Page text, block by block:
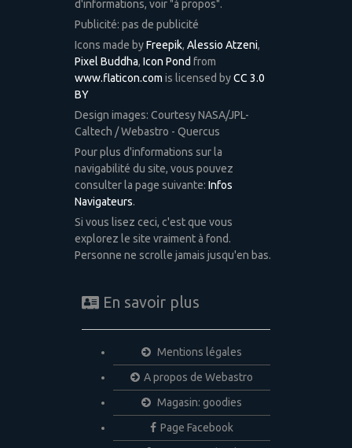
d'informations, voir "à propos".
Publicité: pas de publicité
Icons made byFreepik, Alessio Atzeni,
Pixel Buddha, Icon Pond from
www.flaticon.com is licensed byCC 3.0
BY
Design images: Courtesy NASA/JPL-
Caltech / Webastro - Quercus
Pour plus d'informations sur la
navigabilité du site, vous pouvez
consulter la page suivante: Infos
Navigateurs.
Si vous lisez ceci, c'est que vous
explorez le site vraiment à fond.
Personne ne scrolle jamais jusqu'en bas.
En savoir plus
Mentions légales
A propos de Webastro
Magasin: goodies
Page Facebook